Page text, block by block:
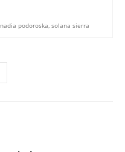
nadia podoroska, solana sierra